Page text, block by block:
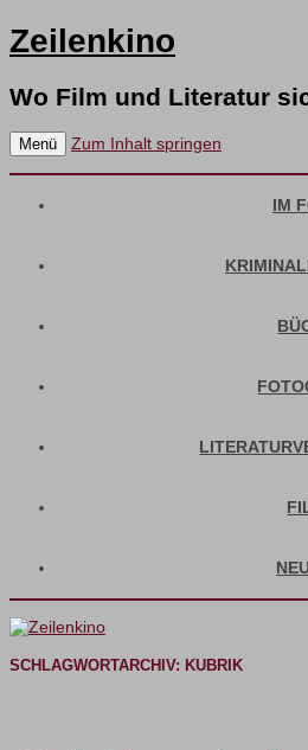
Zeilenkino
Wo Film und Literatur
Menü Zum Inhalt springen
IM
SCHLAGWORTARCHIV: KUBRIK